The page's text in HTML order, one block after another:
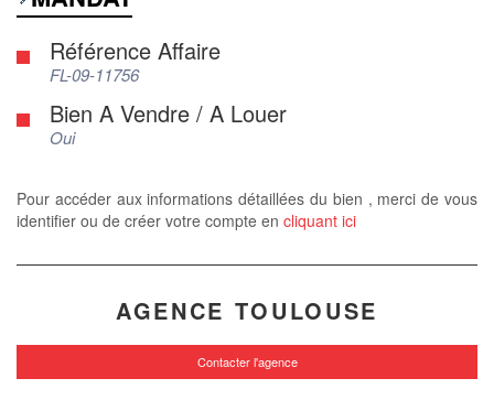
Référence Affaire
FL-09-11756
Bien A Vendre / A Louer
Oui
Pour accéder aux informations détaillées du bien , merci de vous
identifier ou de créer votre compte en cliquant ici
AGENCE TOULOUSE
Contacter l'agence